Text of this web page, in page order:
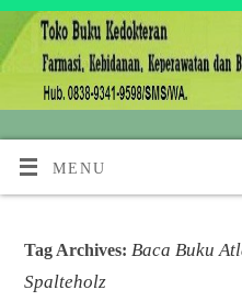
MENU
Tag Archives: Baca Buku
Spalteholz